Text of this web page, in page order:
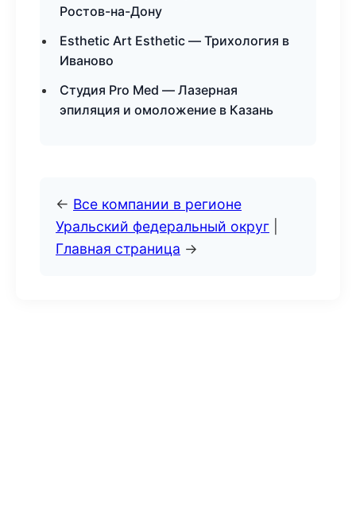
Ростов-на-Дону
Esthetic Art Esthetic — Трихология в
Иваново
Студия Pro Med — Лазерная
эпиляция и омоложение в Казань
← Все компании в регионе
Уральский федеральный округ
Главная страница →